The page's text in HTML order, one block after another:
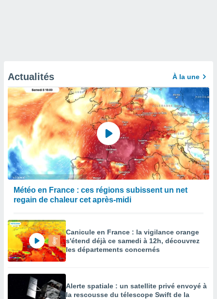
Actualités À la une
Météo en France : ces régions subissent un net
regain de chaleur cet après-midi
Canicule en France : la vigilance orange
s'étend déjà ce samedi à 12h, découvrez
les départements concernés
Alerte spatiale : un satellite privé envoyé à
la rescousse du télescope Swift de la